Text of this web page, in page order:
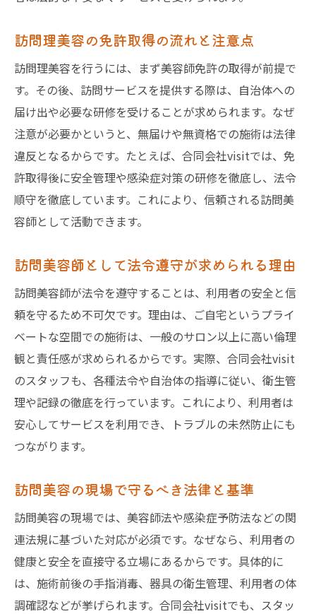
訪問理美容の免許取得の流れと注意点
訪問理美容を行うには、まず美容師免許の取得が前提で
す。その後、訪問サービスを提供する際は、自治体への
届け出や必要な研修を受けることが求められます。なぜ
注意が必要かというと、無届けや無資格での施術は法律
違反となるからです。たとえば、合同会社visitでは、免
許取得後に安全管理や感染症対策の研修を徹底し、法令
順守を徹底しています。これにより、信頼される訪問美
容師として活動できます。
訪問美容師として法令遵守が求められる理由
訪問美容師が法令を遵守することは、利用者の安全と信
頼を守るため不可欠です。理由は、ご自宅というプライ
ベートな空間での施術は、一般のサロン以上に高い倫理
観と責任感が求められるからです。実際、合同会社visit
のスタッフも、各種法令や自治体の指導に従い、衛生管
理や記録の徹底を行っています。これにより、利用者は
安心してサービスを利用でき、トラブルの未然防止にも
つながります。
訪問美容の現場で守るべき法律と基準
訪問美容の現場では、美容師法や感染症予防法などの関
連法規に基づいた対応が必須です。なぜなら、利用者の
健康と安全を直接守る立場にあるからです。具体的に
は、施術前後の手指消毒、器具の衛生管理、利用者の体
調確認などが挙げられます。合同会社visitでも、スタッ